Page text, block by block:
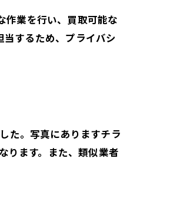
作業を行い、買取可能な
するため、プライバシ
た。写真にありますチラ
ります。また、類似業者